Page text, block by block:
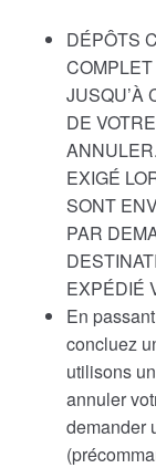
DÉPÔTS
JUSQU’À
DE
EXIGÉ
SONT
PAR
EXPÉDIÉ
En
concluez
utilisons
annuler
demander